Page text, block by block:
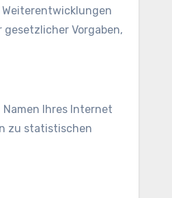
Vorgaben,
Ihres Internet
zu statistischen